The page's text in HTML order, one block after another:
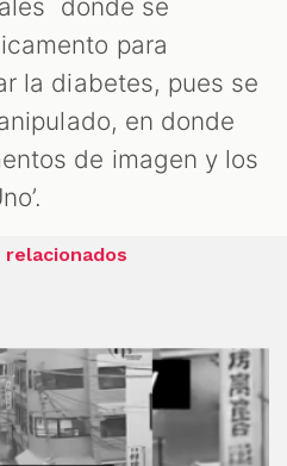
donde se
para
la diabetes, pues se
en donde
de imagen y los